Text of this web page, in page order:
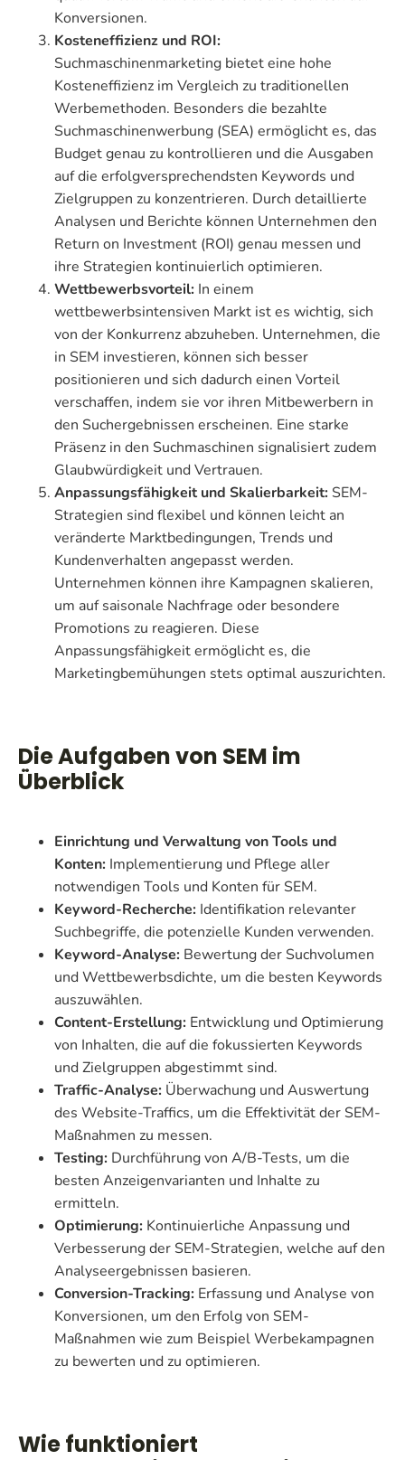
Konversionen.
Kosteneffizienz und ROI:
Suchmaschinenmarketing bietet eine hohe
Kosteneffizienz im Vergleich zu traditionellen
Werbemethoden. Besonders die bezahlte
Suchmaschinenwerbung (SEA) ermöglicht es, das
Budget genau zu kontrollieren und die Ausgaben
auf die erfolgversprechendsten Keywords und
Zielgruppen zu konzentrieren. Durch detaillierte
Analysen und Berichte können Unternehmen den
Return on Investment (ROI) genau messen und
ihre Strategien kontinuierlich optimieren.
Wettbewerbsvorteil: In einem
wettbewerbsintensiven Markt ist es wichtig, sich
von der Konkurrenz abzuheben. Unternehmen, die
in SEM investieren, können sich besser
positionieren und sich dadurch einen Vorteil
verschaffen, indem sie vor ihren Mitbewerbern in
den Suchergebnissen erscheinen. Eine starke
Präsenz in den Suchmaschinen signalisiert zudem
Glaubwürdigkeit und Vertrauen.
Anpassungsfähigkeit und Skalierbarkeit: SEM-
Strategien sind flexibel und können leicht an
veränderte Marktbedingungen, Trends und
Kundenverhalten angepasst werden.
Unternehmen können ihre Kampagnen skalieren,
um auf saisonale Nachfrage oder besondere
Promotions zu reagieren. Diese
Anpassungsfähigkeit ermöglicht es, die
Marketingbemühungen stets optimal auszurichten.
Die Aufgaben von SEM im
Überblick
Einrichtung und Verwaltung von Tools und
Konten: Implementierung und Pflege aller
notwendigen Tools und Konten für SEM.
Keyword-Recherche: Identifikation relevanter
Suchbegriffe, die potenzielle Kunden verwenden.
Keyword-Analyse: Bewertung der Suchvolumen
und Wettbewerbsdichte, um die besten Keywords
auszuwählen.
Content-Erstellung: Entwicklung und Optimierung
von Inhalten, die auf die fokussierten Keywords
und Zielgruppen abgestimmt sind.
Traffic-Analyse: Überwachung und Auswertung
des Website-Traffics, um die Effektivität der SEM-
Maßnahmen zu messen.
Testing: Durchführung von A/B-Tests, um die
besten Anzeigenvarianten und Inhalte zu
ermitteln.
Optimierung: Kontinuierliche Anpassung und
Verbesserung der SEM-Strategien, welche auf den
Analyseergebnissen basieren.
Conversion-Tracking: Erfassung und Analyse von
Konversionen, um den Erfolg von SEM-
Maßnahmen wie zum Beispiel Werbekampagnen
zu bewerten und zu optimieren.
Wie funktioniert